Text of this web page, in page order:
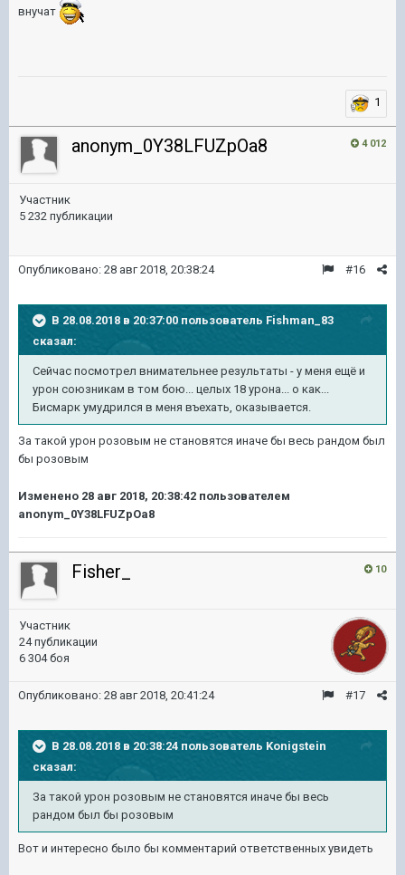
внучат
1
4 012
anonym_0Y38LFUZpOa8
Участник
5 232 публикации
#16
Опубликовано: 28 авг 2018, 20:38:24
В 28.08.2018 в 20:37:00 пользователь Fishman_83
сказал:
Сейчас посмотрел внимательнее результаты - у меня ещё и
урон союзникам в том бою... целых 18 урона... о как...
Бисмарк умудрился в меня въехать, оказывается.
За такой урон розовым не становятся иначе бы весь рандом был
бы розовым
Изменено 28 авг 2018, 20:38:42 пользователем
anonym_0Y38LFUZpOa8
10
Fisher_
Участник
24 публикации
6 304 боя
#17
Опубликовано: 28 авг 2018, 20:41:24
В 28.08.2018 в 20:38:24 пользователь Konigstein
сказал:
За такой урон розовым не становятся иначе бы весь
рандом был бы розовым
Вот и интересно было бы комментарий ответственных увидеть